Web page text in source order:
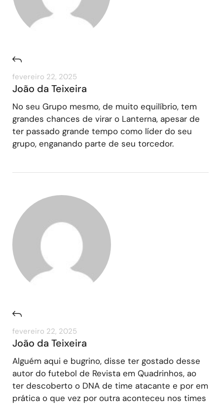
fevereiro 22, 2025
João da Teixeira
No seu Grupo mesmo, de muito equilíbrio, tem
grandes chances de virar o Lanterna, apesar de
ter passado grande tempo como líder do seu
grupo, enganando parte de seu torcedor.
fevereiro 22, 2025
João da Teixeira
Alguém aqui e bugrino, disse ter gostado desse
autor do futebol de Revista em Quadrinhos, ao
ter descoberto o DNA de time atacante e por em
prática o que vez por outra aconteceu nos times